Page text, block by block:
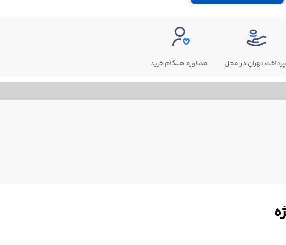
پرداخت تهران در محل مشاوره هنگام خرید